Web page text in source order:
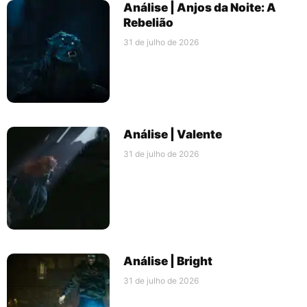
Análise | Anjos da Noite: A
Rebelião
31 de julho de 2026
Análise | Valente
31 de julho de 2026
Análise | Bright
31 de julho de 2026